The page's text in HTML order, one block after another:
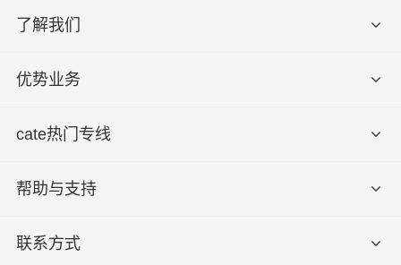
了解我们
优势业务
cate热门专线
帮助与支持
联系方式